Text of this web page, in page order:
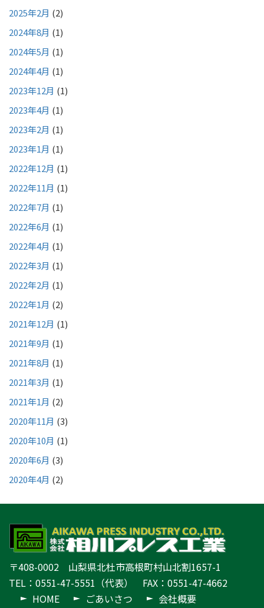
2025年2月 (2)
2024年8月 (1)
2024年5月 (1)
2024年4月 (1)
2023年12月 (1)
2023年4月 (1)
2023年2月 (1)
2023年1月 (1)
2022年12月 (1)
2022年11月 (1)
2022年7月 (1)
2022年6月 (1)
2022年4月 (1)
2022年3月 (1)
2022年2月 (1)
2022年1月 (2)
2021年12月 (1)
2021年9月 (1)
2021年8月 (1)
2021年3月 (1)
2021年1月 (2)
2020年11月 (3)
2020年10月 (1)
2020年6月 (3)
2020年4月 (2)
〒408-0002 山梨県北杜市高根町村山北割1657-1
TEL：0551-47-5551（代表） FAX：0551-47-4662
HOME
ごあいさつ 会社概要